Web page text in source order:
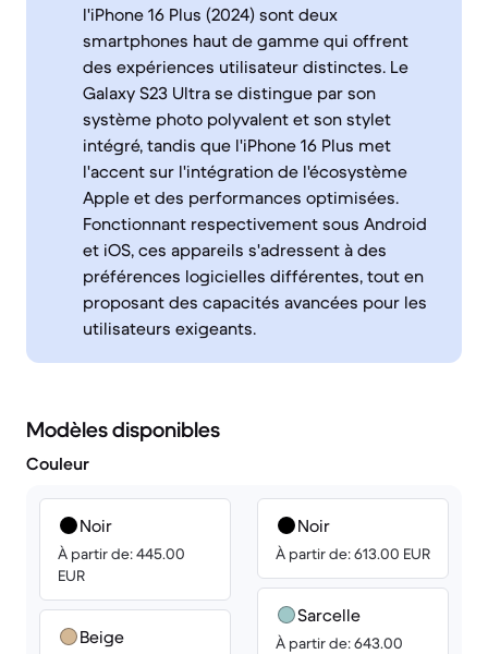
l'iPhone 16 Plus (2024) sont deux
smartphones haut de gamme qui offrent
des expériences utilisateur distinctes. Le
Galaxy S23 Ultra se distingue par son
système photo polyvalent et son stylet
intégré, tandis que l'iPhone 16 Plus met
l'accent sur l'intégration de l'écosystème
Apple et des performances optimisées.
Fonctionnant respectivement sous Android
et iOS, ces appareils s'adressent à des
préférences logicielles différentes, tout en
proposant des capacités avancées pour les
utilisateurs exigeants.
Modèles disponibles
Couleur
Noir
À partir de: 445.00
EUR
Beige
Noir
À partir de: 613.00 EUR
Sarcelle
À partir de: 643.00